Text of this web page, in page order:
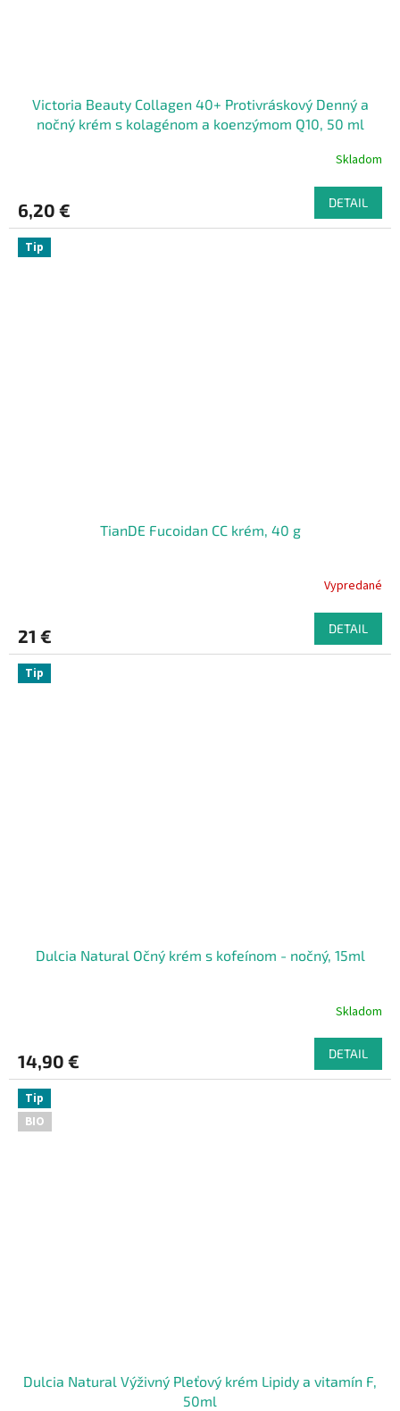
Victoria Beauty Collagen 40+ Protivráskový Denný a
nočný krém s kolagénom a koenzýmom Q10, 50 ml
Skladom
6,20 € DETAIL
Tip
TianDE Fucoidan CC krém, 40 g
Vypredané
21 € DETAIL
Tip
Dulcia Natural Očný krém s kofeínom - nočný, 15ml
Skladom
14,90 € DETAIL
Tip
BIO
Dulcia Natural Výživný Pleťový krém Lipidy a vitamín F,
50ml